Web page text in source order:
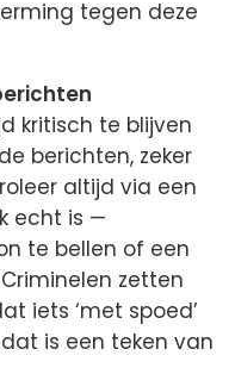
tegen deze
kritisch te blijven
berichten, zeker
altijd via een
echt is —
te bellen of een
zetten
iets ‘met spoed’
is een teken van